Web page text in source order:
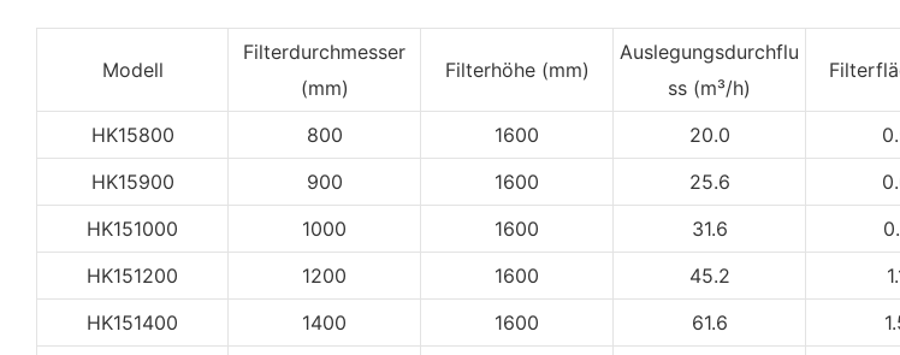
Modell
Filterdurchmesser
(mm)
Filterhöhe (mm)
Auslegungsdurchflu
ss (m³/h)
HK15800
800 1600 20.0
HK15900
900 1600 25.6
HK151000
1000 1600 31.6
HK151200
1200 1600 45.2
HK151400
1400 1600 61.6